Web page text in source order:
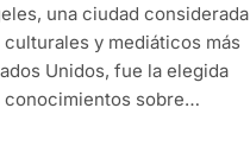
una ciudad considerada
y mediáticos más
Unidos, fue la elegida
conocimientos sobre…